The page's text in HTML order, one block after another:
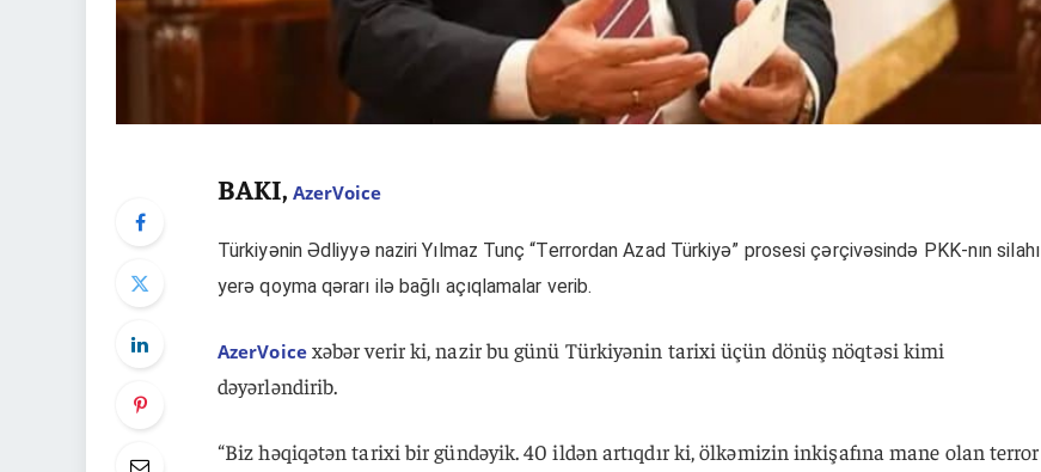
BAKI, AzerVoice
Türkiyənin Ədliyyə naziri Yılmaz Tunç “Terrordan Azad Türkiyə” prosesi çərçivəsində PKK-nın silahı
yerə qoyma qərarı ilə bağlı açıqlamalar verib.
AzerVoicexəbər verir ki, nazir bu günü Türkiyənin tarixi üçün dönüş nöqtəsi kimi
dəyərləndirib.
“Biz həqiqətən tarixi bir gündəyik. 40 ildən artıqdır ki, ölkəmizin inkişafına mane olan terror